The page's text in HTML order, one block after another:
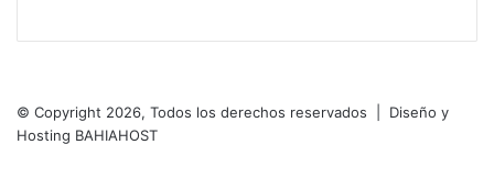
© Copyright 2026, Todos los derechos reservados | Diseño y
Hosting BAHIAHOST